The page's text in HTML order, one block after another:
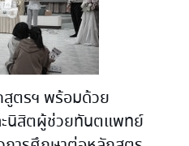
สูตรฯ พร้อมด้วย
นิสิตผู้ช่วยทันตแพทย์